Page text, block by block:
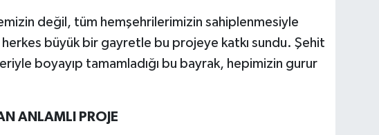
değil, tüm hemşehrilerimizin sahiplenmesiyle
herkes büyük bir gayretle bu projeye katkı sundu. Şehit
boyayıp tamamladığı bu bayrak, hepimizin gurur
ANLAMLI PROJE